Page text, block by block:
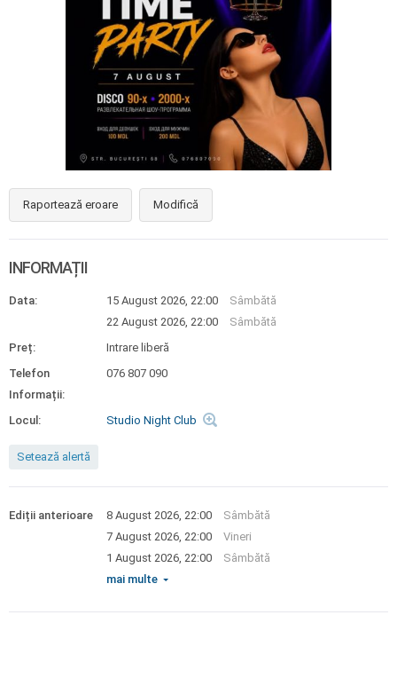
Raportează eroare Modifică
INFORMAȚII
Data: 15 August 2026, 22:00
Sâmbătă
22 August 2026, 22:00
Sâmbătă
Preț:
Intrare liberă
Telefon
Informații:
076 807 090
Locul: Studio Night Club
Setează alertă
Ediții anterioare 8 August 2026, 22:00
Sâmbătă
7 August 2026, 22:00
Vineri
1 August 2026, 22:00
Sâmbătă
mai multe